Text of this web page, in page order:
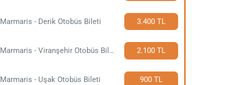
Marmaris - Derik Otobüs Bileti 3.400 TL
Marmaris - Viranşehir Otobüs Bileti 2.100 TL
Marmaris - Uşak Otobüs Bileti 900 TL